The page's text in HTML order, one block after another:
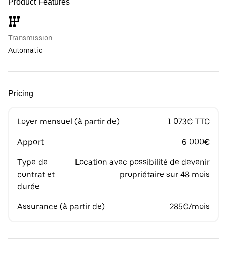
Product Features
Transmission
Automatic
Pricing
Loyer mensuel (à partir de) 1 073€ TTC
Apport 6 000€
Type de
contrat et
durée
Location avec possibilité de devenir
propriétaire sur 48 mois
Assurance (à partir de) 285€/mois